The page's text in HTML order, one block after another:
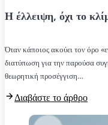
Η έλλειψη, όχι το
Όταν κάποιος ακούει τον όρο
διατύπωση για την παρούσα
θεωρητική προσέγγιση…
Διαβάστε το άρθρο